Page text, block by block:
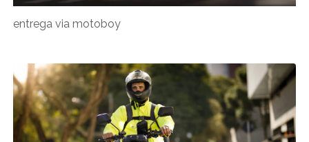
entrega via motoboy